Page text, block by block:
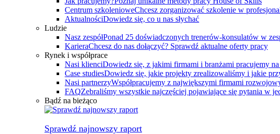
Centrum szkolenioweChcesz zorganizować szkolenie w
AktualnościDowiedz się, co u nas słychać
Ludzie
Nasz zespółPonad 25 doświadczonych trenerów-konsulatów w
KarieraChcesz do nas dołączyć? Sprawdź aktualne oferty pracy
Rynek i współprace
Nasi klienciDowiedz się, z jakimi firmami i branżami pracujemy na
Case studiesDowiedz się, jakie projekty zrealizowaliśmy i jakie
Nasi partnerzyWspółpracujemy z największymi firmami
FAQZebraliśmy wszystkie najczęściej pojawiające się pytania w
Bądź na bieżąco
Sprawdź najnowszy raport